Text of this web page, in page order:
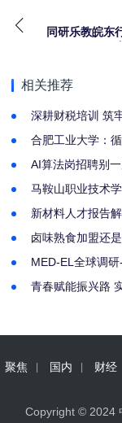
同研乐教皖东
相关推荐
深耕财税培训 筑
合肥工业大学：
AI算法岗招聘别
马鞍山职业技术
新材料人才报告
卤味熟食加盟还
MED-EL全球调
青春赋能振兴路
聚焦 国内 财经
Copyright © 2024